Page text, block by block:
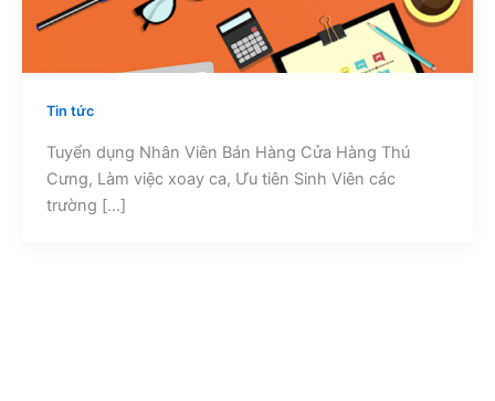
Tin tức
Tuyển dụng Nhân Viên Bán Hàng Cửa Hàng Thú
Cưng, Làm việc xoay ca, Ưu tiên Sinh Viên các
trường […]